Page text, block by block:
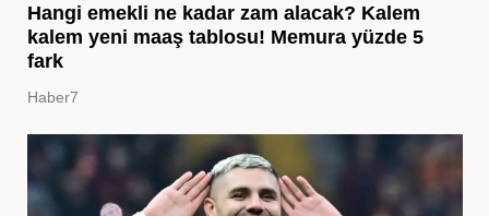
Hangi emekli ne kadar zam alacak? Kalem
kalem yeni maaş tablosu! Memura yüzde 5
fark
Haber7